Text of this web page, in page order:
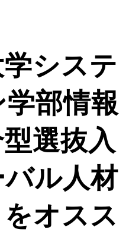
システ
部情報
選抜入
ル人材
オスス